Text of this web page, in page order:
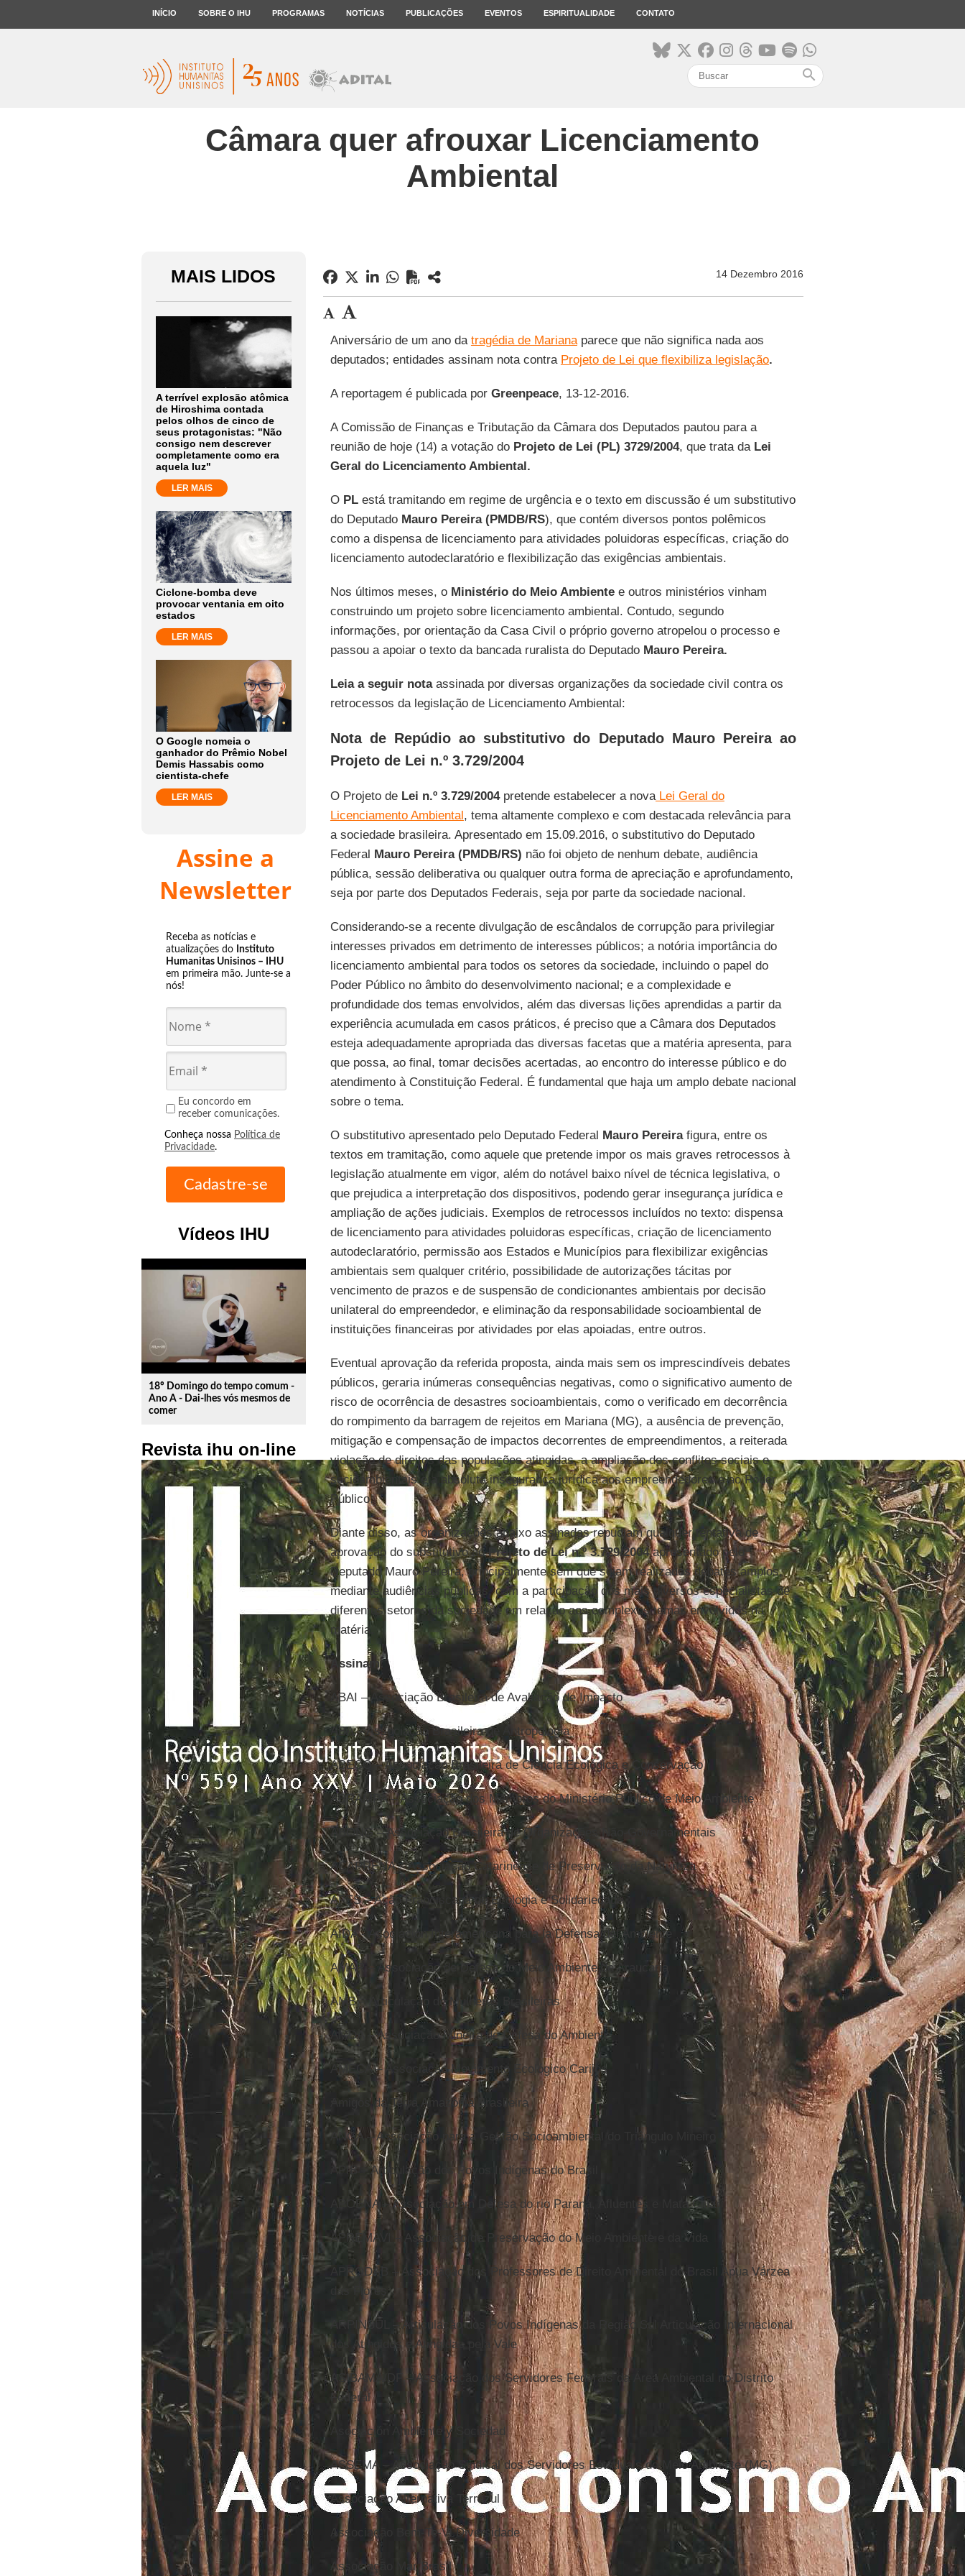
INÍCIO SOBRE O IHU PROGRAMAS NOTÍCIAS PUBLICAÇÕES EVENTOS ESPIRITUALIDADE CONTATO
search
Câmara quer afrouxar Licenciamento
Ambiental
MAIS LIDOS
A terrível explosão atômica
de Hiroshima contada
pelos olhos de cinco de
seus protagonistas: "Não
consigo nem descrever
completamente como era
aquela luz"
LER MAIS
Ciclone-bomba deve
provocar ventania em oito
estados
LER MAIS
O Google nomeia o
ganhador do Prêmio Nobel
Demis Hassabis como
cientista-chefe
LER MAIS
Assine a
Newsletter
Receba as notícias e
atualizações do Instituto
Humanitas Unisinos – IHU
em primeira mão. Junte-se a
nós!
Eu concordo em
receber comunicações.
Conheça nossa Política de
Privacidade.
Vídeos IHU
play_circle_outline
18º Domingo do tempo comum -
Ano A - Dai-lhes vós mesmos de
comer
Revista ihu on-line
14 Dezembro 2016
Aniversário de um ano da tragédia de Marianaparece que não significa nada aos
deputados; entidades assinam nota contra Projeto de Lei que flexibiliza legislação.
A reportagem é publicada porGreenpeace, 13-12-2016.
A Comissão de Finanças e Tributação da Câmara dos Deputados pautou para a
reunião de hoje (14) a votação do Projeto de Lei (PL) 3729/2004, que trata da Lei
Geral do Licenciamento Ambiental.
O PLestá tramitando em regime de urgência e o texto em discussão é um substitutivo
do DeputadoMauro Pereira (PMDB/RS), que contém diversos pontos polêmicos
como a dispensa de licenciamento para atividades poluidoras específicas, criação do
licenciamento autodeclaratório e flexibilização das exigências ambientais.
Nos últimos meses, o Ministério do Meio Ambientee outros ministérios vinham
construindo um projeto sobre licenciamento ambiental. Contudo, segundo
informações, por orientação da Casa Civil o próprio governo atropelou o processo e
passou a apoiar o texto da bancada ruralista do Deputado Mauro Pereira.
Leia a seguir notaassinada por diversas organizações da sociedade civil contra os
retrocessos da legislação de Licenciamento Ambiental:
Nota de Repúdio ao substitutivo do Deputado Mauro Pereira ao
Projeto de Lei n.º 3.729/2004
O Projeto de Lei n.º 3.729/2004pretende estabelecer a novaLei Geral do
Licenciamento Ambiental, tema altamente complexo e com destacada relevância para
a sociedade brasileira. Apresentado em 15.09.2016, o substitutivo do Deputado
Federal Mauro Pereira (PMDB/RS) não foi objeto de nenhum debate, audiência
pública, sessão deliberativa ou qualquer outra forma de apreciação e aprofundamento,
seja por parte dos Deputados Federais, seja por parte da sociedade nacional.
Considerando-se a recente divulgação de escândalos de corrupção para privilegiar
interesses privados em detrimento de interesses públicos; a notória importância do
licenciamento ambiental para todos os setores da sociedade, incluindo o papel do
Poder Público no âmbito do desenvolvimento nacional; e a complexidade e
profundidade dos temas envolvidos, além das diversas lições aprendidas a partir da
experiência acumulada em casos práticos, é preciso que a Câmara dos Deputados
esteja adequadamente apropriada das diversas facetas que a matéria apresenta, para
que possa, ao final, tomar decisões acertadas, ao encontro do interesse público e do
atendimento à Constituição Federal. É fundamental que haja um amplo debate nacional
sobre o tema.
O substitutivo apresentado pelo Deputado Federal Mauro Pereirafigura, entre os
textos em tramitação, como aquele que pretende impor os mais graves retrocessos à
legislação atualmente em vigor, além do notável baixo nível de técnica legislativa, o
que prejudica a interpretação dos dispositivos, podendo gerar insegurança jurídica e
ampliação de ações judiciais. Exemplos de retrocessos incluídos no texto: dispensa
de licenciamento para atividades poluidoras específicas, criação de licenciamento
autodeclaratório, permissão aos Estados e Municípios para flexibilizar exigências
ambientais sem qualquer critério, possibilidade de autorizações tácitas por
vencimento de prazos e de suspensão de condicionantes ambientais por decisão
unilateral do empreendedor, e eliminação da responsabilidade socioambiental de
instituições financeiras por atividades por elas apoiadas, entre outros.
Eventual aprovação da referida proposta, ainda mais sem os imprescindíveis debates
públicos, geraria inúmeras consequências negativas, como o significativo aumento de
risco de ocorrência de desastres socioambientais, como o verificado em decorrência
do rompimento da barragem de rejeitos em Mariana (MG), a ausência de prevenção,
mitigação e compensação de impactos decorrentes de empreendimentos, a reiterada
violação de direitos das populações atingidas, a ampliação dos conflitos sociais e
socioambientais e a absoluta insegurança jurídica aos empreendedores e ao Poder
Público.
Diante disso, as organizações abaixo assinadas repudiam qualquer tentativa de
aprovação do substitutivo aoProjeto de Lei n.º 3.729/2004apresentado pelo
Deputado Mauro Pereira, principalmente sem que sejam realizados debates amplos,
mediante audiências públicas, com a participação dos mais diversos especialistas de
diferentes setores da sociedade em relação aos complexos temas envolvidos na
matéria.
Assinam:
ABAI – Associação Brasileira de Avaliação de Impacto
ABA – Associação Brasileira de Antropologia
ABECO – Associação Brasileira de Ciência Ecológica e Conservação
ABRAMPA – Associação dos Membros do Ministério Público de Meio Ambiente
ABONG – Associação Brasileira de Organizações Não-Governamentais
ACAPRENA – Associação Catarinense de Preservação da Natureza
AFES – Ação Franciscana de Ecologia e Solidariedade
AIDA - Asociación Interamericana para la Defensa del Ambiente
AMAR – Associação de Defesa do Meio Ambiente de Araucária
AMB – Articulação de Mulheres Brasileiras
AMDA – Associação Mineira de Defesa do Ambiente
AMECA – Associação Movimento Ecológico Carijós
Amigos da Terra Amazônia Brasileira
ANGA – Associação para a Gestão Socioambiental do Triângulo Mineiro
APIB – Articulação dos Povos Indígenas do Brasil
APOENA – Associação em Defesa do rio Paraná, Afluentes e Mata Ciliar
APREMAVI – Associação de Preservação do Meio Ambiente e da Vida
APRODAB – Associação dos Professores de Direito Ambiental do Brasil Apua Várzea
das Flores
ARPINSUL – Articulação dos Povos Indígenas da Região Sul Articulação Internacional
dos Atingidos e Atingidas pela Vale
ASIBAMA/DF – Associação dos Servidores Federais da Área Ambiental no Distrito
Federal
Asociación Ambiente y Sociedad
ASSEMA – Associação Sindical dos Servidores Estaduais do Meio Ambiente (MG)
Associação Alternativa Terrazul
Associação Bem-Te-Vi Diversidade
Associação Mar Brasil